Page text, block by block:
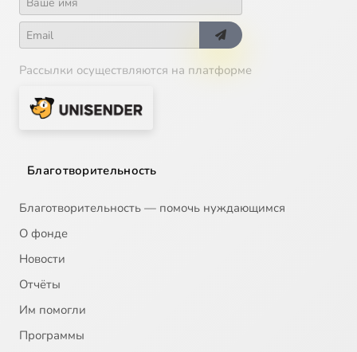
Рассылки осуществляются на платформе
Благотворительность
Благотворительность — помочь нуждающимся
О фонде
Новости
Отчёты
Им помогли
Программы